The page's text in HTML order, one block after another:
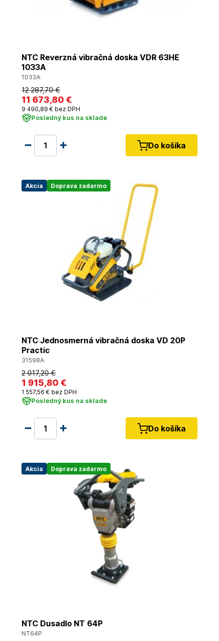
NTC Reverzná vibračná doska VDR 63HE
1033A
1033A
12 287,70 €
11 673,80 €
9 490,89 € bez DPH
Posledný kus na sklade
Do košíka
Akcia Doprava zadarmo
NTC Jednosmerná vibračná doska VD 20P
Practic
31598A
2 017,20 €
1 915,80 €
1 557,56 € bez DPH
Posledný kus na sklade
Do košíka
Akcia Doprava zadarmo
NTC Dusadlo NT 64P
NT64P